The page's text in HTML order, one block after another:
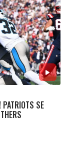
PATRIOTS SE